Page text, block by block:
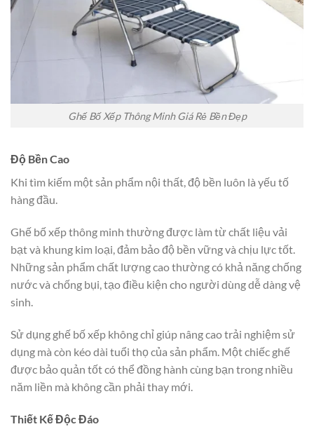
Ghế Bố Xếp Thông Minh Giá Rẻ Bền Đẹp
Độ Bền Cao
Khi tìm kiếm một sản phẩm nội thất, độ bền luôn là yếu tố
hàng đầu.
Ghế bố xếp thông minh thường được làm từ chất liệu vải
bạt và khung kim loại, đảm bảo độ bền vững và chịu lực tốt.
Những sản phẩm chất lượng cao thường có khả năng chống
nước và chống bụi, tạo điều kiện cho người dùng dễ dàng vệ
sinh.
Sử dụng ghế bố xếp không chỉ giúp nâng cao trải nghiệm sử
dụng mà còn kéo dài tuổi thọ của sản phẩm. Một chiếc ghế
được bảo quản tốt có thể đồng hành cùng bạn trong nhiều
năm liền mà không cần phải thay mới.
Thiết Kế Độc Đáo